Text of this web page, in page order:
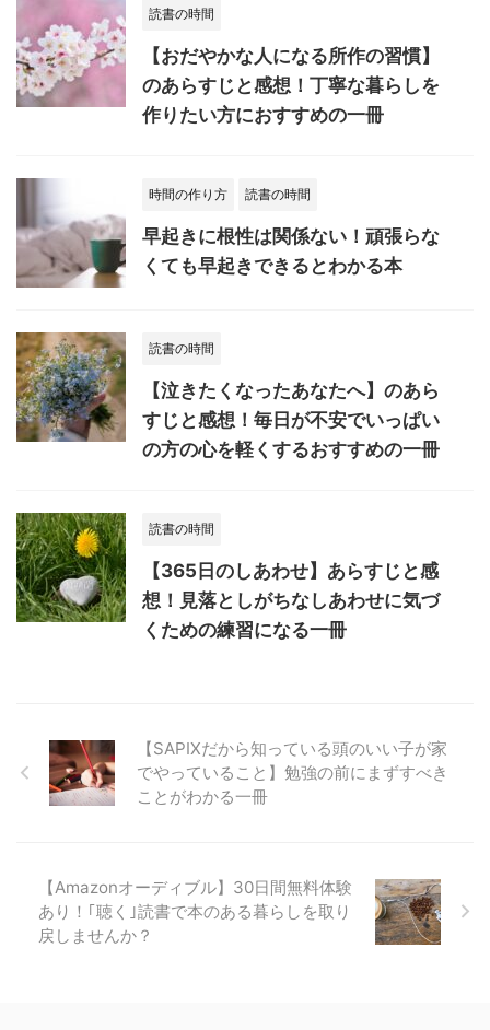
読書の時間
【おだやかな人になる所作の習慣】
のあらすじと感想！丁寧な暮らしを
作りたい方におすすめの一冊
時間の作り方 読書の時間
早起きに根性は関係ない！頑張らな
くても早起きできるとわかる本
読書の時間
【泣きたくなったあなたへ】のあら
すじと感想！毎日が不安でいっぱい
の方の心を軽くするおすすめの一冊
読書の時間
【365日のしあわせ】あらすじと感
想！見落としがちなしあわせに気づ
くための練習になる一冊
【SAPIXだから知っている頭のいい子が家
でやっていること】勉強の前にまずすべき
ことがわかる一冊
【Amazonオーディブル】30日間無料体験
あり！｢聴く｣読書で本のある暮らしを取り
戻しませんか？